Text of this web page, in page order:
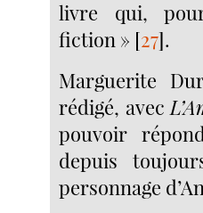
livre qui,
fiction » [27].
Marguerite
rédigé, avec
pouvoir
depuis
personnage